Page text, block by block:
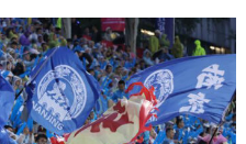
size.size.